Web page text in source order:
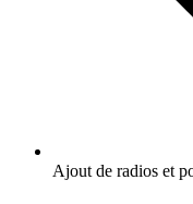
Ajout de radios et